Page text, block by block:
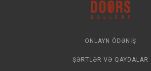
ONLAYN ÖDƏNIŞ
ŞƏRTLƏR VƏ QAYDALAR